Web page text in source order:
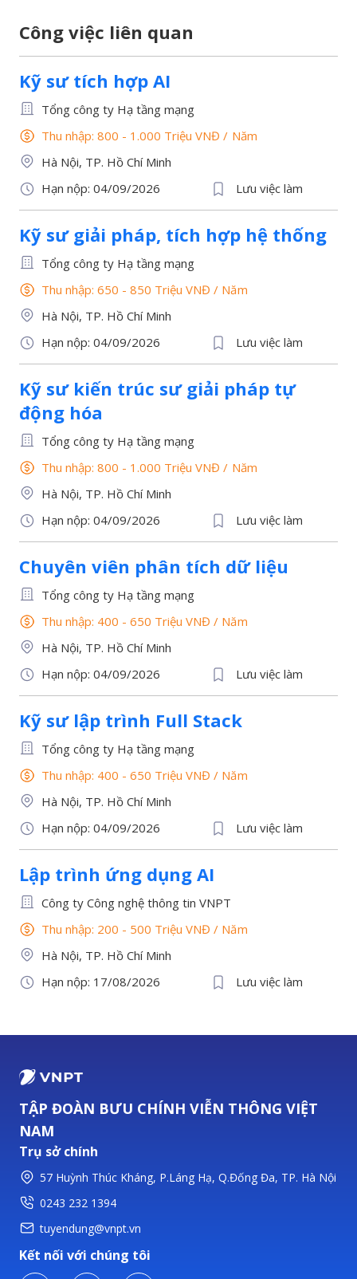
Công việc liên quan
Kỹ sư tích hợp AI
Tổng công ty Hạ tầng mạng
Thu nhập: 800 - 1.000 Triệu VNĐ/ Năm
Hà Nội, TP. Hồ Chí Minh
Hạn nộp: 04/09/2026
Lưu việc làm
Kỹ sư giải pháp, tích hợp hệ thống
Tổng công ty Hạ tầng mạng
Thu nhập: 650 - 850 Triệu VNĐ/ Năm
Hà Nội, TP. Hồ Chí Minh
Hạn nộp: 04/09/2026
Lưu việc làm
Kỹ sư kiến trúc sư giải pháp tự
động hóa
Tổng công ty Hạ tầng mạng
Thu nhập: 800 - 1.000 Triệu VNĐ/ Năm
Hà Nội, TP. Hồ Chí Minh
Hạn nộp: 04/09/2026
Lưu việc làm
Chuyên viên phân tích dữ liệu
Tổng công ty Hạ tầng mạng
Thu nhập: 400 - 650 Triệu VNĐ/ Năm
Hà Nội, TP. Hồ Chí Minh
Hạn nộp: 04/09/2026
Lưu việc làm
Kỹ sư lập trình Full Stack
Tổng công ty Hạ tầng mạng
Thu nhập: 400 - 650 Triệu VNĐ/ Năm
Hà Nội, TP. Hồ Chí Minh
Hạn nộp: 04/09/2026
Lưu việc làm
Lập trình ứng dụng AI
Công ty Công nghệ thông tin VNPT
Thu nhập: 200 - 500 Triệu VNĐ/ Năm
Hà Nội, TP. Hồ Chí Minh
Hạn nộp: 17/08/2026
Lưu việc làm
TẬP ĐOÀN BƯU CHÍNH VIỄN THÔNG VIỆT
NAM
Trụ sở chính
57 Huỳnh Thúc Kháng, P.Láng Hạ, Q.Đống Đa, TP. Hà Nội
0243 232 1394
tuyendung@vnpt.vn
Kết nối với chúng tôi